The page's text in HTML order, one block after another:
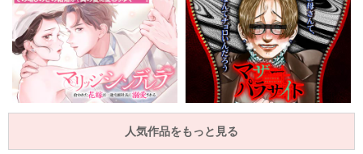
人気作品をもっと見る